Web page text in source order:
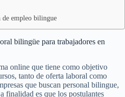
de empleo bilingue
bilingüe para trabajadores en
online que tiene como objetivo
tanto de oferta laboral como
que buscan personal bilingue,
finalidad es que los postulantes